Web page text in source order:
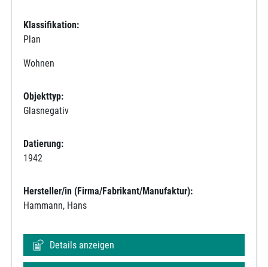
Klassifikation:
Plan
Wohnen
Objekttyp:
Glasnegativ
Datierung:
1942
Hersteller/in (Firma/Fabrikant/Manufaktur):
Hammann, Hans
Details anzeigen